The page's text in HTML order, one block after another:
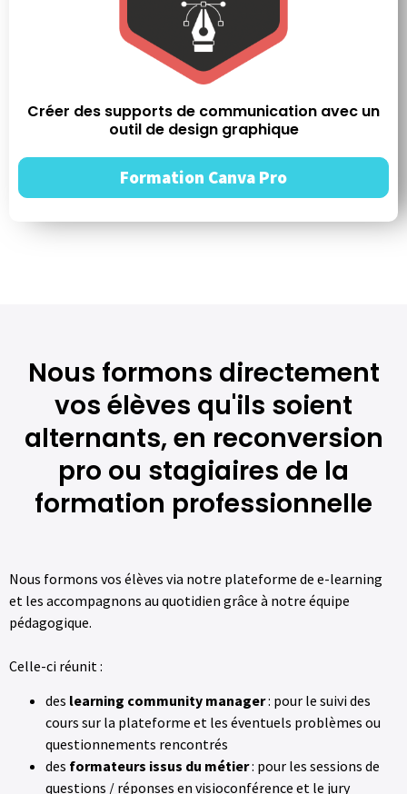
Créer des supports de communication avec un
outil de design graphique
Formation Canva Pro
Nous formons directement
vos élèves qu'ils soient
alternants, en reconversion
pro ou stagiaires de la
formation professionnelle
Nous formons vos élèves via notre plateforme de e-learning
et les accompagnons au quotidien grâce à notre équipe
pédagogique.
Celle-ci réunit :
des learning community manager: pour le suivi des
cours sur la plateforme et les éventuels problèmes ou
questionnements rencontrés
des formateurs issus du métier: pour les sessions de
questions / réponses en visioconférence et le jury